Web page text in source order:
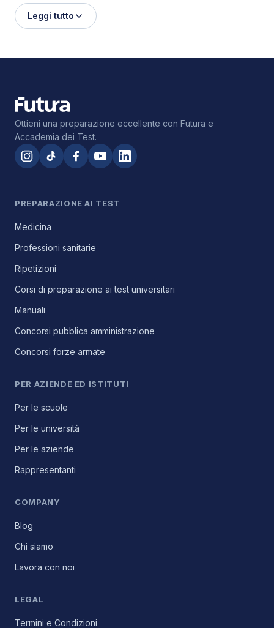
Leggi tutto
Ottieni una preparazione eccellente con Futura e
Accademia dei Test.
PREPARAZIONE AI TEST
Medicina
Professioni sanitarie
Ripetizioni
Corsi di preparazione ai test universitari
Manuali
Concorsi pubblica amministrazione
Concorsi forze armate
PER AZIENDE ED ISTITUTI
Per le scuole
Per le università
Per le aziende
Rappresentanti
COMPANY
Blog
Chi siamo
Lavora con noi
LEGAL
Termini e Condizioni